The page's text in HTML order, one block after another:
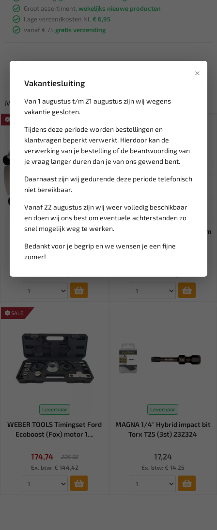
×
Vakantiesluiting
Van 1 augustus t/m 21 augustus zijn wij wegens
vakantie gesloten.
Tijdens deze periode worden bestellingen en
klantvragen beperkt verwerkt. Hierdoor kan de
verwerking van je bestelling of de beantwoording van
je vraag langer duren dan je van ons gewend bent.
Daarnaast zijn wij gedurende deze periode telefonisch
niet bereikbaar.
Vanaf 22 augustus zijn wij weer volledig beschikbaar
en doen wij ons best om eventuele achterstanden zo
snel mogelijk weg te werken.
Bedankt voor je begrip en we wensen je een fijne
zomer!
Groot assortiment, wekelijks nieuwe producten
Lage verzendkosten NL € 6,95
vanaf € 75 gratis verzending
Misschien ook interessant:
Leverbaar
BGS Tandriemschijf trekker
Leverbaar
FORCE Micrometer 75-100 mm
SALE!
Leverbaar
WEBER TOOLS Timingset Ford
Ecoboost (Fox) motor 1....
174,74
205,58
Ex. btw: € 144,42
Leverbaar
MAGNA 1/4" Hybrid impact bit
Torx T25 (3st) 232324
17,24
Ex. btw: € 14,25